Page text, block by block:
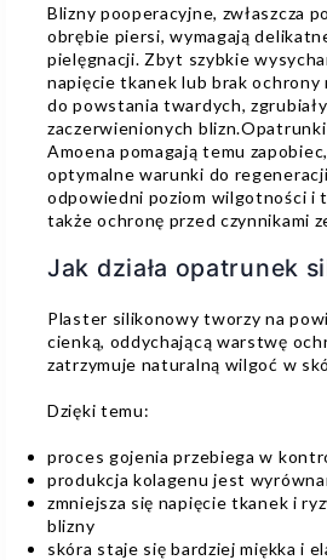
Blizny pooperacyjne, zwłaszcza
obrębie piersi, wymagają
pielęgnacji. Zbyt szybkie
napięcie tkanek lub brak ochrony
do powstania twardych,
zaczerwienionych
Amoena pomagają temu
optymalne warunki do
odpowiedni poziom wilgotności i
także ochronę przed czynnikami
Jak działa opatrunek
Plaster silikonowy tworzy na
cienką, oddychającą warstwę
zatrzymuje naturalną wilgoć w
Dzięki temu:
proces gojenia przebiega w
produkcja kolagenu jest
zmniejsza się napięcie tkanek i
blizny
skóra staje się bardziej miękka i